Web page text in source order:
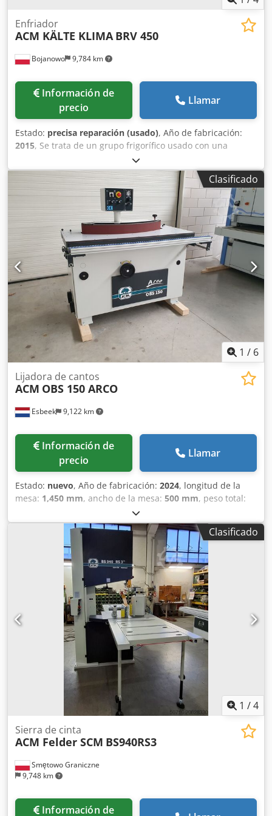
Bojanowo 9,784 km
Enfriador
ACM KÄLTE KLIMA BRV 450
Información de
precio
Llamar
Estado: precisa reparación (usado), Año de fabricación:
2015, Se trata de un grupo frigorífico usado con una
capacidad nominal de refrigeración de aproximadamente
430 kW. Utiliza el refrigerante R134A. El grupo frigorífico
cuenta con una bomba integrada, un depósito de
expansión de fábrica y un compresor Bitzer con variador
de frecuencia. Actualmente, este grupo frigorífico proviene
de nuestro parque de máquinas de alquiler. En este
momento, el evaporador (intercambiador de calor de tubos
y carcasa) presenta una fuga total. El transporte no está
incluido en el precio del equipo. Dcodjix Adbopfx Alisk
Clasificado
1 / 6
Esbeek 9,122 km
Lijadora de cantos
ACM OBS 150 ARCO
Información de
precio
Llamar
Estado: nuevo, Año de fabricación: 2024, longitud de la
mesa: 1,450 mm, ancho de la mesa: 500 mm, peso total:
400 V
mm, frecuencia de entrada:50 Hz, Lijadora de cantos OBS
150 ARCO. NOVEDAD Altura de lijado 150 Carrera de
oscilación 20 mm Longitud de la máquina 1450 mm Parte
delantera de la procesadora curvada Separación de la
mesa (ajustable) Lado trasero para procesado recto Mesa
inclinable hasta 45 gr. Potencia del motor 2,5 kW, 2
velocidades. Djdpfxsr Erhws Alisck Velocidad de lijado 11,5
y 8 metros/seg. Extracción central Diam 140 mm. Tensado
neumático de la cinta de lijado. La máquina es muy
adecuada para fabricantes de escaleras.
Clasificado
1 /4
Smętowo Graniczne
9,748 km
Sierra de cinta
ACM Felder SCM BS940RS3
Información de